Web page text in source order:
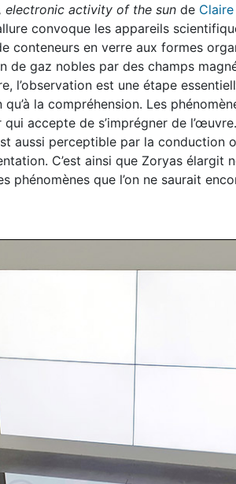
electronic activity of the sun de
convoque les appareils
conteneurs en verre aux formes
de gaz nobles par des champs
l’observation est une étape
la compréhension. Les
accepte de s’imprégner de
aussi perceptible par la conduction
C’est ainsi que Zoryas élargit
phénomènes que l’on ne saurait